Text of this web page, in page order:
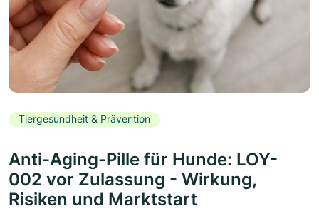
Tiergesundheit & Prävention
Anti-Aging-Pille für Hunde: LOY-
002 vor Zulassung - Wirkung,
Risiken und Marktstart